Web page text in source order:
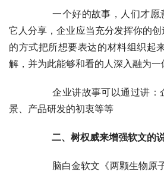
它人分享，企业应当充分发挥你的
的方式把所想要表达的材料组织起
解，并为此能够和看的人深入融为一
景、产品研发的初衷等等
二、树权威来增强软文的